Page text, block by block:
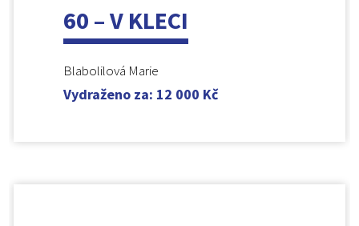
60 – V KLECI
Blabolilová Marie
Vydraženo za: 12 000 Kč